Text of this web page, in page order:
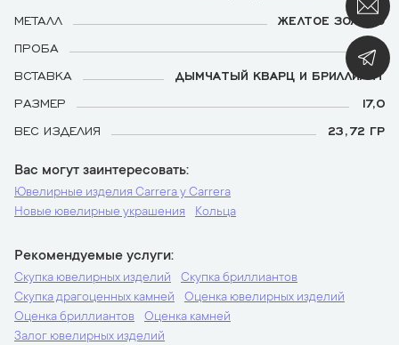
МЕТАЛЛ
ЖЕЛТОЕ ЗОЛОТО
ПРОБА
750
ВСТАВКА
ДЫМЧАТЫЙ КВАРЦ И БРИЛЛИАНТ
РАЗМЕР
17,0
ВЕС ИЗДЕЛИЯ
23,72 ГР
Вас могут заинтересовать
Ювелирные изделия Carrera y Carrera
Новые ювелирные украшения
Кольца
Рекомендуемые услуги
Скупка ювелирных изделий
Скупка бриллиантов
Скупка драгоценных камней
Оценка ювелирных изделий
Оценка бриллиантов
Оценка камней
Залог ювелирных изделий